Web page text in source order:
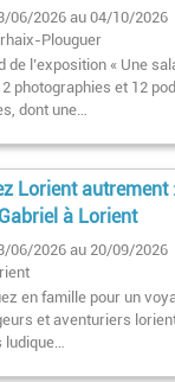
06/2026 au 04/10/2026
Plouguer
de l’exposition « Une
photographies et 12
dont une…
Lorient
à Lorient
06/2026 au 20/09/2026
en famille pour un
et aventuriers